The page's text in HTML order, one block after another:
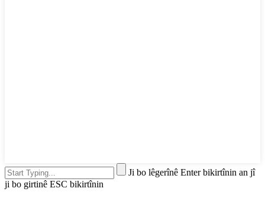
Ji bo lêgerînê Enter bikirtînin an jî
ji bo girtinê ESC bikirtînin